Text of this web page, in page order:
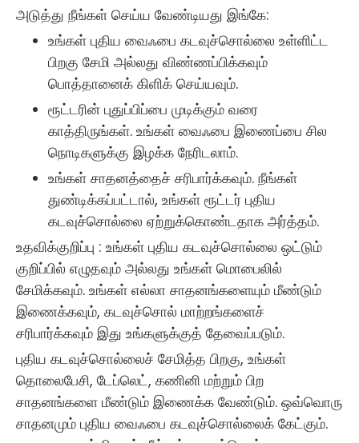
அடுத்து நீங்கள் செய்ய வேண்டியது இங்கே:
உங்கள் புதிய வைஃபை கடவுச்சொல்லை உள்ளிட்ட
பிறகு சேமி அல்லது விண்ணப்பிக்கவும்
பொத்தானைக் கிளிக் செய்யவும்.
ரூட்டரின் புதுப்பிப்பை முடிக்கும் வரை
காத்திருங்கள். உங்கள் வைஃபை இணைப்பை சில
நொடிகளுக்கு இழக்க நேரிடலாம்.
உங்கள் சாதனத்தைச் சரிபார்க்கவும். நீங்கள்
துண்டிக்கப்பட்டால், உங்கள் ரூட்டர் புதிய
கடவுச்சொல்லை ஏற்றுக்கொண்டதாக அர்த்தம்.
உதவிக்குறிப்பு : உங்கள் புதிய கடவுச்சொல்லை ஒட்டும்
குறிப்பில் எழுதவும் அல்லது உங்கள் மொபைலில்
சேமிக்கவும். உங்கள் எல்லா சாதனங்களையும் மீண்டும்
இணைக்கவும், கடவுச்சொல் மாற்றங்களைச்
சரிபார்க்கவும் இது உங்களுக்குத் தேவைப்படும்.
புதிய கடவுச்சொல்லைச் சேமித்த பிறகு, உங்கள்
தொலைபேசி, டேப்லெட், கணினி மற்றும் பிற
சாதனங்களை மீண்டும் இணைக்க வேண்டும். ஒவ்வொரு
சாதனமும் புதிய வைஃபை கடவுச்சொல்லைக் கேட்கும்.